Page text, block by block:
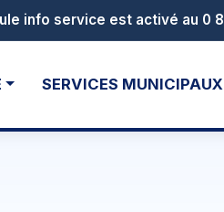
lac - samedi 04 juillet à 13h30
SERVICES MUNICIPAUX